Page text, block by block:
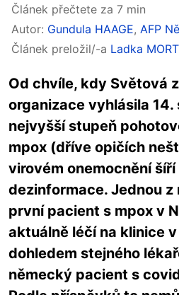
Článek přečtete za 7 min
Autor: Gundula HAAGE, AFP
Článek preložil/-a Ladka
Od chvíle, kdy Světová
organizace vyhlásila
nejvyšší stupeň
mpox (dříve opičích
virovém onemocnění
dezinformace. Jednou z
první pacient s mpox v
aktuálně léčí na klinice
dohledem stejného
německý pacient s